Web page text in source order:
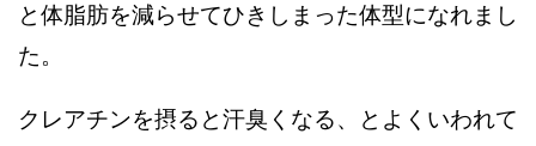
と体脂肪を減らせてひきしまった体型になれまし
た。
クレアチンを摂ると汗臭くなる、とよくいわれて